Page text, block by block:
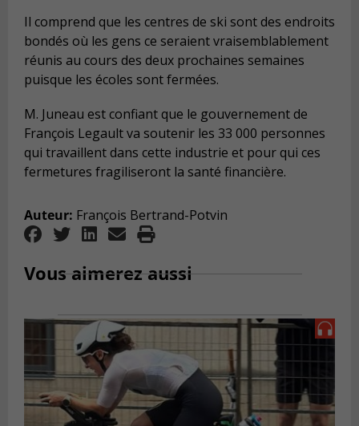
Il comprend que les centres de ski sont des endroits
bondés où les gens ce seraient vraisemblablement
réunis au cours des deux prochaines semaines
puisque les écoles sont fermées.
M. Juneau est confiant que le gouvernement de
François Legault va soutenir les 33 000 personnes
qui travaillent dans cette industrie et pour qui ces
fermetures fragiliseront la santé financière.
Auteur: François Bertrand-Potvin
Vous aimerez aussi